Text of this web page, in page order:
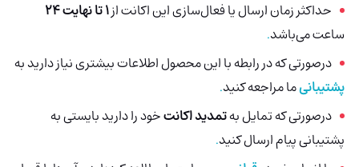
حداکثر زمان ارسال یا فعال‌سازی این اکانت از1 تا نهایت 24
ساعت می‌باشد.
درصورتی‌ که در رابطه با این محصول اطلاعات بیشتری نیاز دارید به
پشتیبانیما مراجعه کنید.
درصورتی که تمایل بهتمدید اکانتخود را دارید بایستی به
پشتیبانی پیام ارسال کنید.